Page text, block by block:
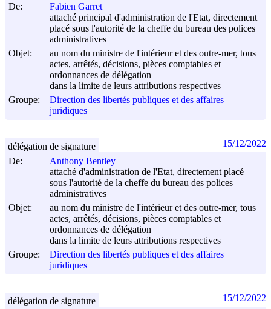
De:
Fabien Garret
attaché principal d'administration de l'Etat, directement
placé sous l'autorité de la cheffe du bureau des polices
administratives
Objet:
au nom du ministre de l'intérieur et des outre-mer, tous
actes, arrêtés, décisions, pièces comptables et
ordonnances de délégation
dans la limite de leurs attributions respectives
Groupe:
Direction des libertés publiques et des affaires
juridiques
De:
Anthony Bentley
attaché d'administration de l'Etat, directement placé
sous l'autorité de la cheffe du bureau des polices
administratives
Objet:
au nom du ministre de l'intérieur et des outre-mer, tous
actes, arrêtés, décisions, pièces comptables et
ordonnances de délégation
dans la limite de leurs attributions respectives
Groupe:
Direction des libertés publiques et des affaires
juridiques
délégation de signature 15/12/2022
délégation de signature 15/12/2022